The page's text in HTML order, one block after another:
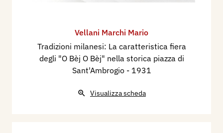
Vellani Marchi Mario
Tradizioni milanesi: La caratteristica fiera
degli "O Bèj O Bèj" nella storica piazza di
Sant'Ambrogio - 1931
Visualizza scheda